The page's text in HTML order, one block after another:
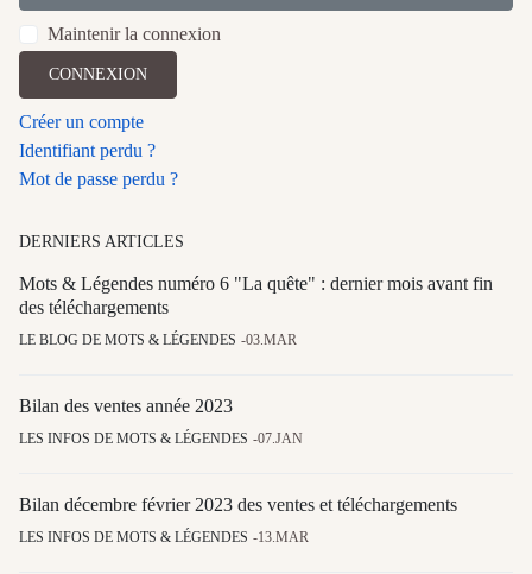
Maintenir la connexion
CONNEXION
Créer un compte
Identifiant perdu ?
Mot de passe perdu ?
DERNIERS ARTICLES
Mots & Légendes numéro 6 "La quête" : dernier mois avant fin
des téléchargements
LE BLOG DE MOTS & LÉGENDES 03.MAR
Bilan des ventes année 2023
LES INFOS DE MOTS & LÉGENDES 07.JAN
Bilan décembre février 2023 des ventes et téléchargements
LES INFOS DE MOTS & LÉGENDES 13.MAR